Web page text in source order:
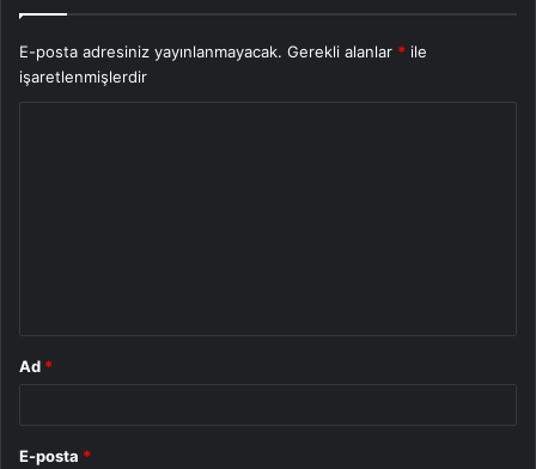
E-posta adresiniz yayınlanmayacak. Gerekli alanlar * ile
işaretlenmişlerdir
Ad *
E-posta *